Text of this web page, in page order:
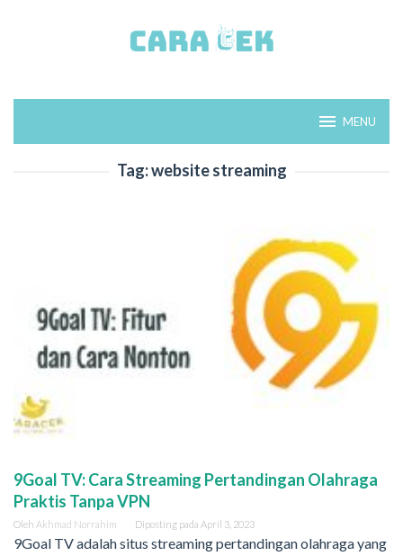
MENU
Tag:website streaming
9Goal TV: Cara Streaming Pertandingan Olahraga
Praktis Tanpa VPN
Oleh Akhmad Norrahim Diposting pada April 3, 2023
9Goal TV adalah situs streaming pertandingan olahraga yang